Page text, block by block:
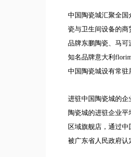
中国陶瓷城汇聚全
瓷与卫生间设备的商
品牌东鹏陶瓷、马
知名品牌意大利
中国陶瓷城设有常驻
进驻中国陶瓷城的企
陶瓷城的进驻企业
区域旗舰店，通过
被广东省人民政府认